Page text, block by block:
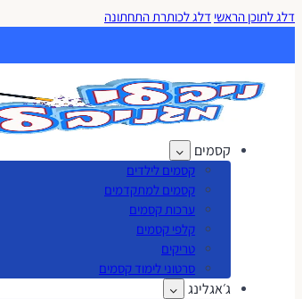
דלג לתוכן הראשי דלג לכותרת התחתונה
קסמים
קסמים לילדים
קסמים למתקדמים
ערכות קסמים
קלפי קסמים
טריקים
סרטוני לימוד קסמים
ג׳אגלינג